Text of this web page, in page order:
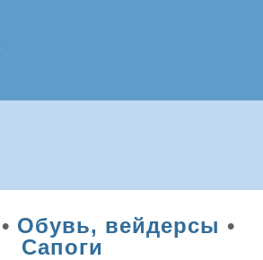
• Обувь, вейдерсы •
Сапоги